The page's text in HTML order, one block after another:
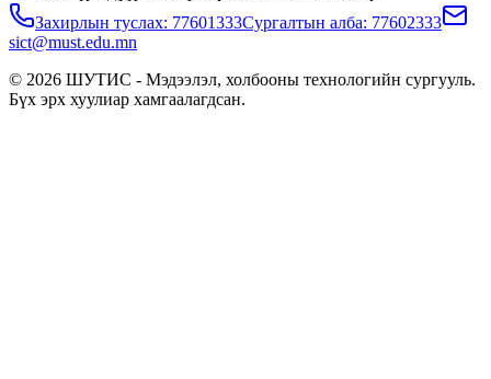
Захирлын туслах: 77601333Сургалтын алба: 77602333
sict@must.edu.mn
© 2026 ШУТИС - Мэдээлэл, холбооны технологийн сургууль.
Бүх эрх хуулиар хамгаалагдсан.